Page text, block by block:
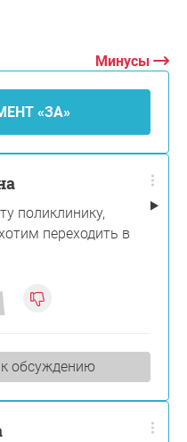
Минусы
«ЗА»
поликлинику,
переходить в
обсуждению